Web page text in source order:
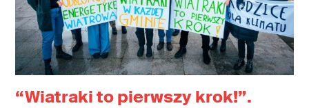
“Wiatraki to pierwszy krok!”.